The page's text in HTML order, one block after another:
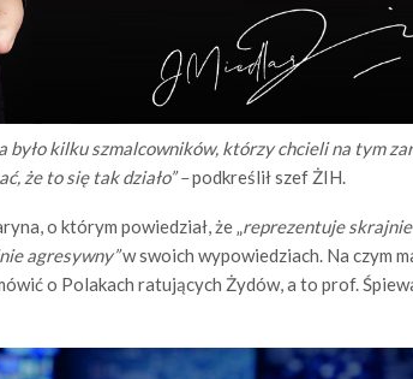
było kilku szmalcowników, którzy chcieli na tym
że to się tak działo” –podkreślił szef ŻIH.
o którym powiedział, że „reprezentuje
agresywny”w swoich wypowiedziach. Na czym
o Polakach ratujących Żydów, a to prof.